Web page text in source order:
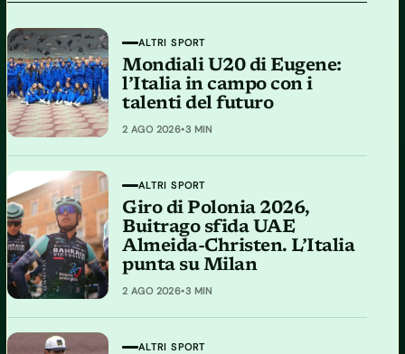
ALTRI SPORT
Mondiali U20 di Eugene:
l’Italia in campo con i
talenti del futuro
2 AGO 2026•3 MIN
ALTRI SPORT
Giro di Polonia 2026,
Buitrago sfida UAE
Almeida-Christen. L’Italia
punta su Milan
2 AGO 2026•3 MIN
ALTRI SPORT